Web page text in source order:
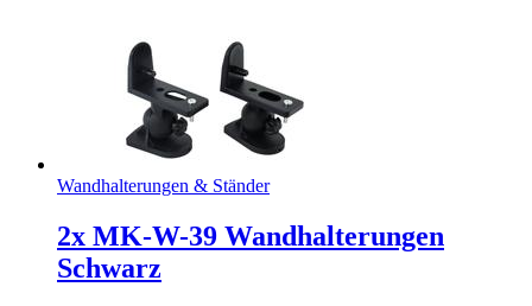
Wandhalterungen & Ständer
2x MK-W-39 Wandhalterungen
Schwarz